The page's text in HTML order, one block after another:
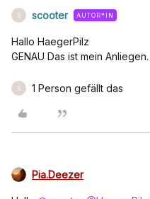
S scooter AUTOR*IN
Hallo HaegerPilz
GENAU Das ist mein Anliegen.
S 1 Person gefällt das
Pia.Deezer